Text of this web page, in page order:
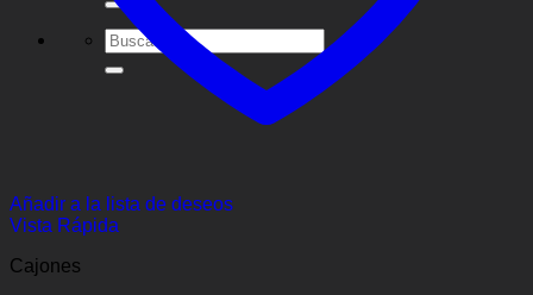
Buscar
por:
Añadir a la lista de deseos
Vista Rápida
Cajones